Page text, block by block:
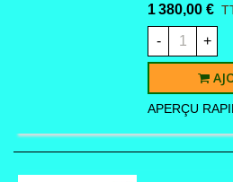
1 380,00 €
- +
APERÇU